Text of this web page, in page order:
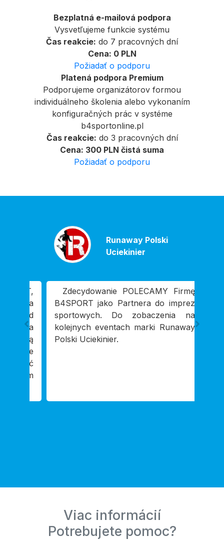
Bezplatná e-mailová podpora
Vysvetľujeme funkcie systému
Čas reakcie: do 7 pracovných dní
Cena: 0 PLN
Požiadať o podporu
Platená podpora Premium
Podporujeme organizátorov formou
individuálneho školenia alebo vykonaním
konfiguračných prác v systéme
b4sportonline.pl
Čas reakcie: do 3 pracovných dní
Cena: 300 PLN čistá suma
Požiadať o podporu
Runaway Polski
Uciekinier
Zdecydowanie POLECAMY Firmę
B4SPORT jako Partnera do imprez
sportowych. Do zobaczenia na
kolejnych eventach marki Runaway
Polski Uciekinier.
Viac informácií
Potrebujete pomoc?